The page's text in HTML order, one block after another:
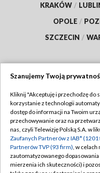
KRAKÓW /
OPOLE /
SZCZECIN /
Abonament TVP
Emisja w TVP
Centrum informacji TVP
Naziemna Telewizja
Szanujemy Twoją
Kliknij "Akceptuję i przechodzę do
korzystanie z technologii
dostęp do informacji na Twoim
przechowywanie oraz na
nas, czyli Telewizję Polską S.A. w
Zaufanych Partnerów z IAB*
Partnerów TVP (93 firm), w
zautomatyzowanego
mierzenia ich skuteczności) i